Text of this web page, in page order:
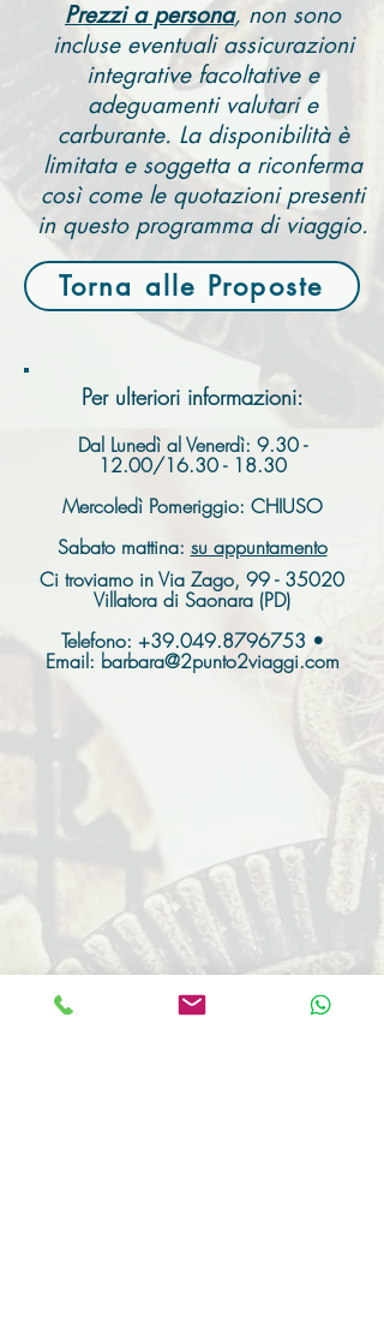
Prezzi a persona, non sono
incluse eventuali assicurazioni
integrative facoltative e
adeguamenti valutari e
carburante. La disponibilità è
limitata e soggetta a riconferma
così come le quotazioni presenti
in questo programma di viaggio.
Torna alle Proposte
Per ulteriori informazioni:
Dal Lunedì al Venerdì: 9.30 -
12.00/16.30 - 18.30
Mercoledì Pomeriggio: CHIUSO
Sabato mattina: su appuntamento
Ci troviamo in Via Zago, 99 - 35020
Villatora di Saonara (PD)
Telefono: +39.049.8796753 •
Email: barbara@2punto2viaggi.com